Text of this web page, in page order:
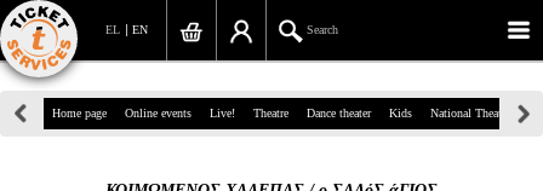
EN
EL Search
39, Panepistimiou Str, Athens
Home page Online events Live! Theatre Dance theater Kids National Theatre